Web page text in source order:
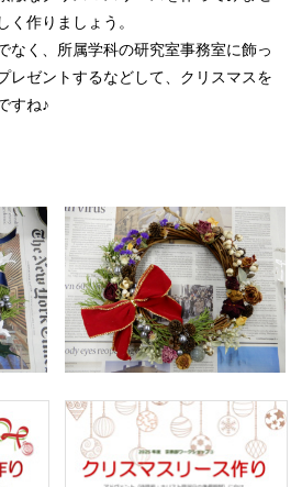
く作りましょう。
なく、所属学科の研究室事務室に飾っ
レゼントするなどして、クリスマスを
すね♪